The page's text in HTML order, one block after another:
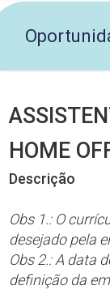
HOME
Descrição
Obs 1.: O
desejado pela
Obs 2.: A data
definição da